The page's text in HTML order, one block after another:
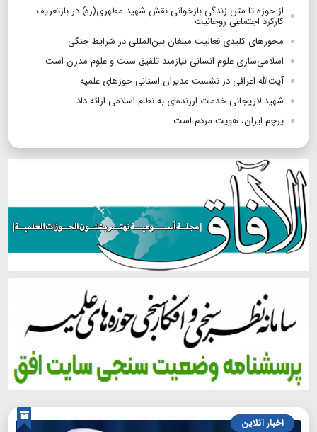
از حوزه تا متن زندگی بازخوانی نقش شهید مطهری(ره) در بازتعریف
کارکرد اجتماعی روحانیت
محورهای کلیدی فعالیت مبلغان بین‌المللی در شرایط جنگی
اسلامی‌سازی علوم انسانی نیازمند تلفیق سنت و علوم مدرن است
آیت‌الله اعرافی در نشست مدیران استانی حوزهای علمیه
شهید لاریجانی خدمات ارزنده‌ای به نظام اسلامی ارائه داد
پرچم ایران، هویت مردم است
اخبار آنلاین